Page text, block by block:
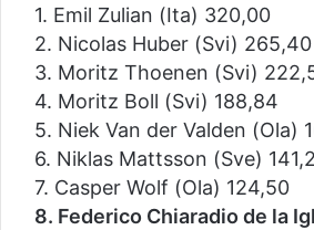
1. Emil Zulian (Ita) 320,00
2. Nicolas Huber (Svi) 265,40
3. Moritz Thoenen (Svi)
4. Moritz Boll (Svi) 188,84
5. Niek Van der Valden (Ola)
6. Niklas Mattsson (Sve)
7. Casper Wolf (Ola) 124,50
8. Federico Chiaradio de la